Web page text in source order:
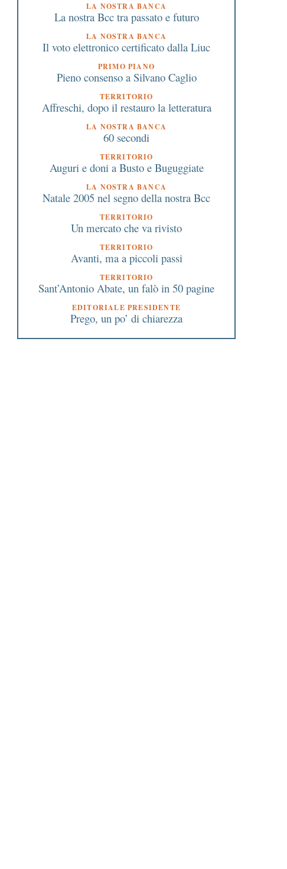
LA NOSTRA BANCA
La nostra Bcc tra passato e futuro
LA NOSTRA BANCA
Il voto elettronico certificato dalla Liuc
PRIMO PIANO
Pieno consenso a Silvano Caglio
TERRITORIO
Affreschi, dopo il restauro la letteratura
LA NOSTRA BANCA
60 secondi
TERRITORIO
Auguri e doni a Busto e Buguggiate
LA NOSTRA BANCA
Natale 2005 nel segno della nostra Bcc
TERRITORIO
Un mercato che va rivisto
TERRITORIO
Avanti, ma a piccoli passi
TERRITORIO
Sant’Antonio Abate, un falò in 50 pagine
EDITORIALE PRESIDENTE
Prego, un po’ di chiarezza